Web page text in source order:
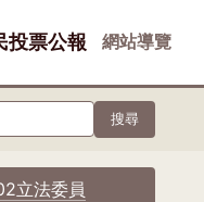
投票公報 網站導覽
搜尋
立法委員